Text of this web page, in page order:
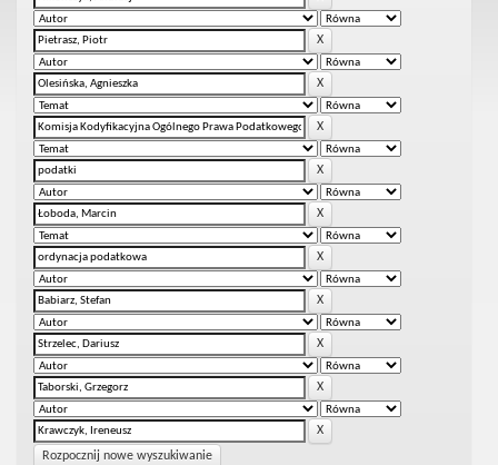
Rozpocznij nowe wyszukiwanie